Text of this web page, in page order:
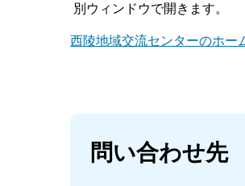
別ウィンドウで開きます。
西陵地域交流センターのホー
問い合わせ先